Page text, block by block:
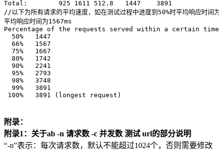
Total:        925 1611 512.8   1447    3891
//以下为所有请求的平均速度，如在测试过程中进度到50%时平均响应时间
平均响应时间为1567ms
Percentage of the requests served within a certain
  50%   1447
  66%   1567
  75%   1667
  80%   1742
  90%   2241
  95%   2793
  98%   3748
  99%   3891
附录：
附录1：关于ab -n 请求数 -c 并发数 测试 url的部分说明
“-n”表示：每次请求数，默认不能超过1024个，否则需要修改